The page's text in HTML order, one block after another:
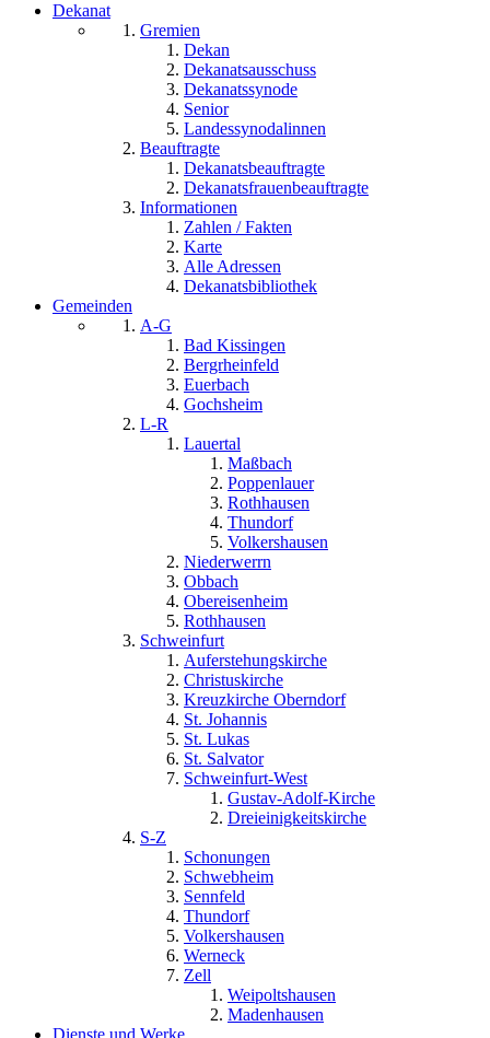
Dekanat
Gremien
Dekan
Dekanatsausschuss
Dekanatssynode
Senior
Landessynodalinnen
Beauftragte
Dekanatsbeauftragte
Dekanatsfrauenbeauftragte
Informationen
Zahlen / Fakten
Karte
Alle Adressen
Dekanatsbibliothek
Gemeinden
A-G
Bad Kissingen
Bergrheinfeld
Euerbach
Gochsheim
L-R
Lauertal
Maßbach
Poppenlauer
Rothhausen
Thundorf
Volkershausen
Niederwerrn
Obbach
Obereisenheim
Rothhausen
Schweinfurt
Auferstehungskirche
Christuskirche
Kreuzkirche Oberndorf
St. Johannis
St. Lukas
St. Salvator
Schweinfurt-West
Gustav-Adolf-Kirche
Dreieinigkeitskirche
S-Z
Schonungen
Schwebheim
Sennfeld
Thundorf
Volkershausen
Werneck
Zell
Weipoltshausen
Madenhausen